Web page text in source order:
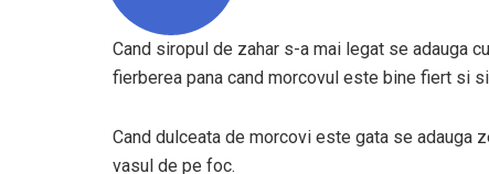
Cand siropul de zahar s-a mai legat se adauga
fierberea pana cand morcovul este bine fiert si
Cand dulceata de morcovi este gata se adauga
vasul de pe foc.